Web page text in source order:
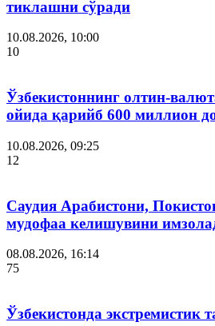
тиклашни сўради
10.08.2026, 10:00
10
Ўзбекистоннинг олтин-
ойида қарийб 600 миллион
10.08.2026, 09:25
12
Саудия Арабистони,
мудофаа келишувини
08.08.2026, 16:14
75
Ўзбекистонда экстремистик